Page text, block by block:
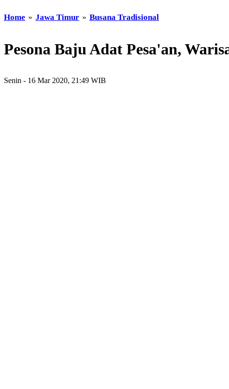
Home » Jawa Timur » Busana Tradisional
Pesona Baju Adat Pesa'an,
Senin - 16 Mar 2020, 21:49 WIB